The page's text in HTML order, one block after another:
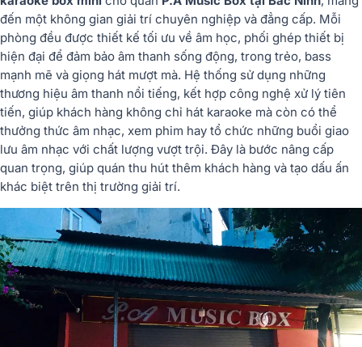
đến một không gian giải trí chuyên nghiệp và đẳng cấp. Mỗi
phòng đều được thiết kế tối ưu về âm học, phối ghép thiết bị
hiện đại để đảm bảo âm thanh sống động, trong trẻo, bass
mạnh mẽ và giọng hát mượt mà. Hệ thống sử dụng những
thương hiệu âm thanh nổi tiếng, kết hợp công nghệ xử lý tiên
tiến, giúp khách hàng không chỉ hát karaoke mà còn có thể
thưởng thức âm nhạc, xem phim hay tổ chức những buổi giao
lưu âm nhạc với chất lượng vượt trội. Đây là bước nâng cấp
quan trọng, giúp quán thu hút thêm khách hàng và tạo dấu ấn
khác biệt trên thị trường giải trí.